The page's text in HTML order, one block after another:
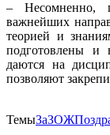
– Несомненно,
важнейших
теорией и
подготовлены и
даются на
позволяют
ТемыЗаЗОЖ